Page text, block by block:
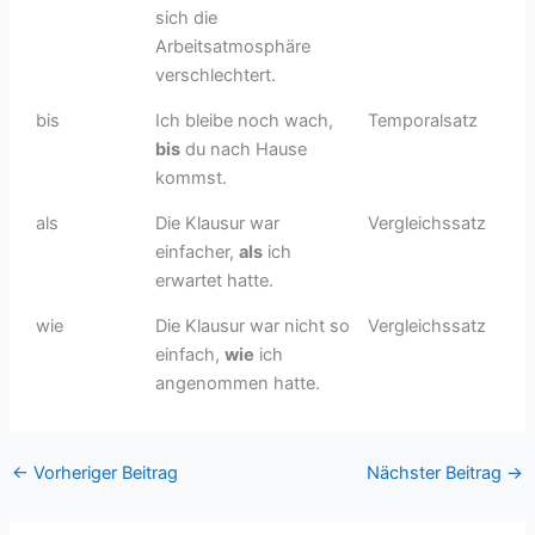
sich die
Arbeitsatmosphäre
verschlechtert.
bis
Ich bleibe noch wach,
bisdu nach Hause
kommst.
Temporalsatz
als
Die Klausur war
einfacher, alsich
erwartet hatte.
Vergleichssatz
wie
Die Klausur war nicht so
einfach, wie ich
angenommen hatte.
Vergleichssatz
← Vorheriger Beitrag Nächster Beitrag →